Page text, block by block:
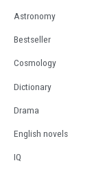
rAstronomy
Bestseller
Cosmology
Dictionary
Drama
English novels
IQ